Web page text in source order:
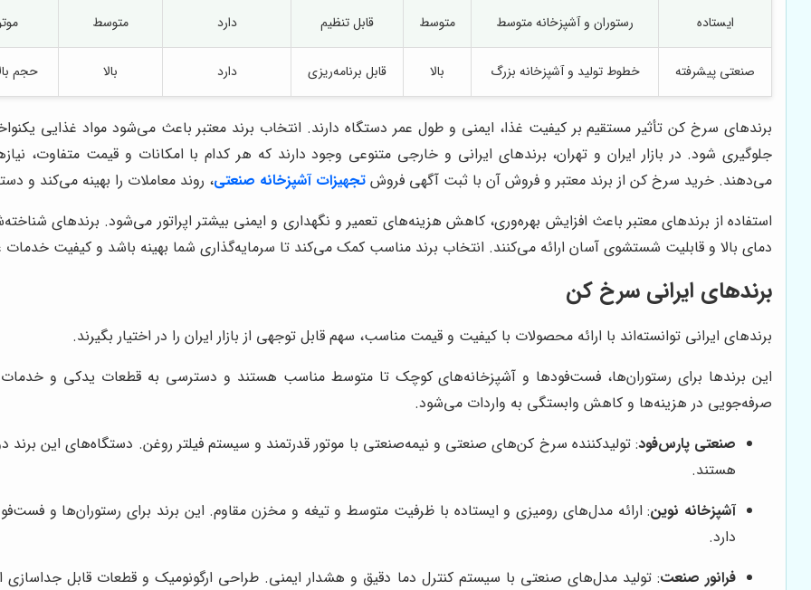
ایستاده رستوران و آشپزخانه متوسط متوسط قابل تنظیم دارد متوسط
صنعتی پیشرفته خطوط تولید و آشپزخانه بزرگ بالا قابل برنامه‌ریزی دارد بالا حجم
برندهای سرخ کن تأثیر مستقیم بر کیفیت غذا، ایمنی و طول عمر دستگاه دارند. انتخاب برند معتبر باعث می‌شود مواد غذایی
جلوگیری شود. در بازار ایران و تهران، برندهای ایرانی و خارجی متنوعی وجود دارند که هر کدام با امکانات و قیمت متفاوت،
می‌دهند. خرید سرخ کن از برند معتبر و فروش آن با ثبت آگهی فروش تجهیزات آشپزخانه صنعتی، روند معاملات را بهینه می‌کند و
استفاده از برندهای معتبر باعث افزایش بهره‌وری، کاهش هزینه‌های تعمیر و نگهداری و ایمنی بیشتر اپراتور می‌شود. برندهای
دمای بالا و قابلیت شستشوی آسان ارائه می‌کنند. انتخاب برند مناسب کمک می‌کند تا سرمایه‌گذاری شما بهینه باشد و کیفیت خدمات
برندهای ایرانی سرخ کن
برندهای ایرانی توانسته‌اند با ارائه محصولات با کیفیت و قیمت مناسب، سهم قابل توجهی از بازار ایران را در اختیار بگیرند.
این برندها برای رستوران‌ها، فست‌فودها و آشپزخانه‌های کوچک تا متوسط مناسب هستند و دسترسی به قطعات یدکی و
صرفه‌جویی در هزینه‌ها و کاهش وابستگی به واردات می‌شود.
صنعتی پارس‌فود: تولیدکننده سرخ کن‌های صنعتی و نیمه‌صنعتی با موتور قدرتمند و سیستم فیلتر روغن. دستگاه‌های این برند
هستند.
آشپزخانه نوین: ارائه مدل‌های رومیزی و ایستاده با ظرفیت متوسط و تیغه و مخزن مقاوم. این برند برای رستوران‌ها و
دارد.
فرانور صنعت: تولید مدل‌های صنعتی با سیستم کنترل دما دقیق و هشدار ایمنی. طراحی ارگونومیک و قطعات قابل جداسازی